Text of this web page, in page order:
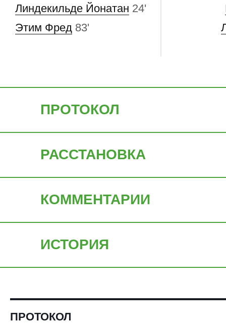
Линдекильде Йонатан 24'
Этим Фред 83'
ПРОТОКОЛ
РАССТАНОВКА
КОММЕНТАРИИ
ИСТОРИЯ
ПРОТОКОЛ